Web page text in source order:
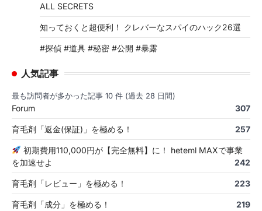
ALL SECRETS
知っておくと超便利！ クレバーなスパイのハック26選
#探偵 #道具 #秘密 #公開 #暴露
人気記事
最も訪問者が多かった記事 10 件 (過去 28 日間)
Forum 307
育毛剤「返金(保証)」を極める！ 257
初期費用110,000円が【完全無料】に！ heteml MAXで事業
を加速せよ
242
育毛剤「レビュー」を極める！ 223
育毛剤「成分」を極める！ 219